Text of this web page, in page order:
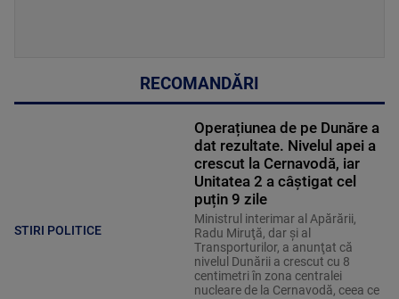
RECOMANDĂRI
STIRI POLITICE
Operațiunea de pe Dunăre a
dat rezultate. Nivelul apei a
crescut la Cernavodă, iar
Unitatea 2 a câștigat cel
puțin 9 zile
Ministrul interimar al Apărării,
Radu Miruţă, dar şi al
Transporturilor, a anunţat că
nivelul Dunării a crescut cu 8
centimetri în zona centralei
nucleare de la Cernavodă, ceea ce